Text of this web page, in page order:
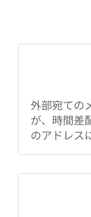
外部宛ての
が、時間差
のアドレス